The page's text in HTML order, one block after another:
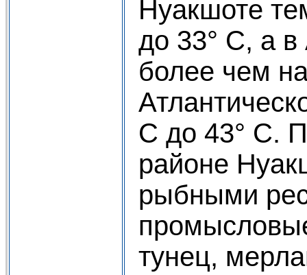
Нуакшоте
до 33° С, а
более чем
С до 43° С.
районе
рыбными
тунец,